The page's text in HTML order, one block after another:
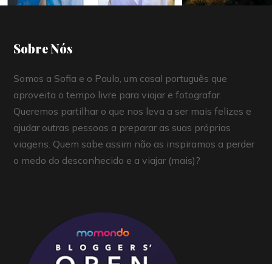
Sobre Nós
Somos a Sofia e o Paulo, um casal português que
aproveita o tempo livre para viajar e fotografar.
Queremos partilhar o que nos leva a ser mais felizes e
ajudar outras pessoas a preparar as suas próprias
viagens. Quem sabe assim não as inspiramos a perder
o medo do desconhecido e a viajar (mais)?